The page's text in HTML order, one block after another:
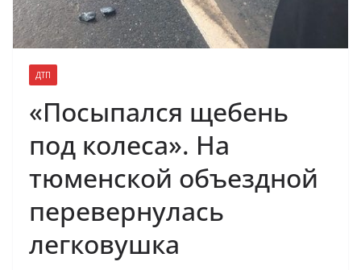
ДТП
«Посыпался щебень
под колеса». На
тюменской объездной
перевернулась
легковушка